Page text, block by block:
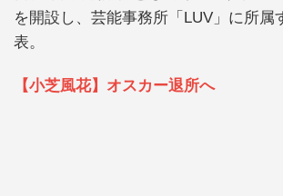
を開設し、芸能事務所「LUV」に所属
表。
【小芝風花】オスカー退所へ